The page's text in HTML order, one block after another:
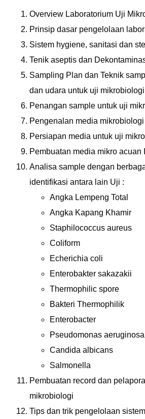
Overview Laboratorium Uji
Prinsip dasar pengelolaan
Sistem hygiene, sanitasi dan
Tenik aseptis dan
Sampling Plan dan Teknik
dan udara untuk uji mikrobiologi
Penangan sample untuk uji
Pengenalan media mikrobiologi
Persiapan media untuk uji
Pembuatan media mikro acuan
Analisa sample dengan
identifikasi antara lain Uji :
Angka Lempeng Total
Angka Kapang Khamir
Staphilococcus aureus
Coliform
Echerichia coli
Enterobakter sakazakii
Thermophilic spore
Bakteri Thermophilik
Enterobacter
Pseudomonas aeruginosa
Candida albicans
Salmonella
Pembuatan record dan
mikrobiologi
Tips dan trik pengelolaan